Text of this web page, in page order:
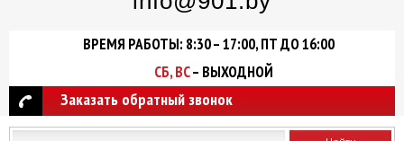
ВРЕМЯ РАБОТЫ: 8:30 – 17:00, ПТ ДО 16:00
СБ, ВС– ВЫХОДНОЙ
Заказать обратный звонок